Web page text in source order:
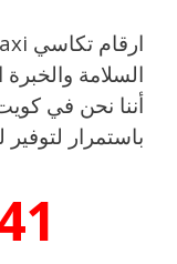
السلامة
باستمرار لتوفير